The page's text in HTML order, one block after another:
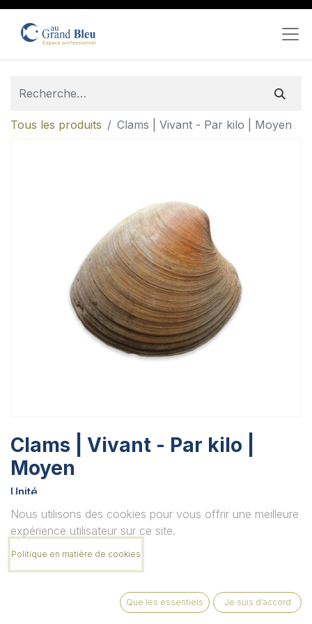
Tous les produits Clams | Vivant - Par kilo | Moyen
Clams | Vivant - Par kilo |
Moyen
Unité
Quantité
Nous utilisons des cookies pour vous offrir une meilleure
expérience utilisateur sur ce site.
Politique en matière de cookies
Que les essentiels Je suis d'accord